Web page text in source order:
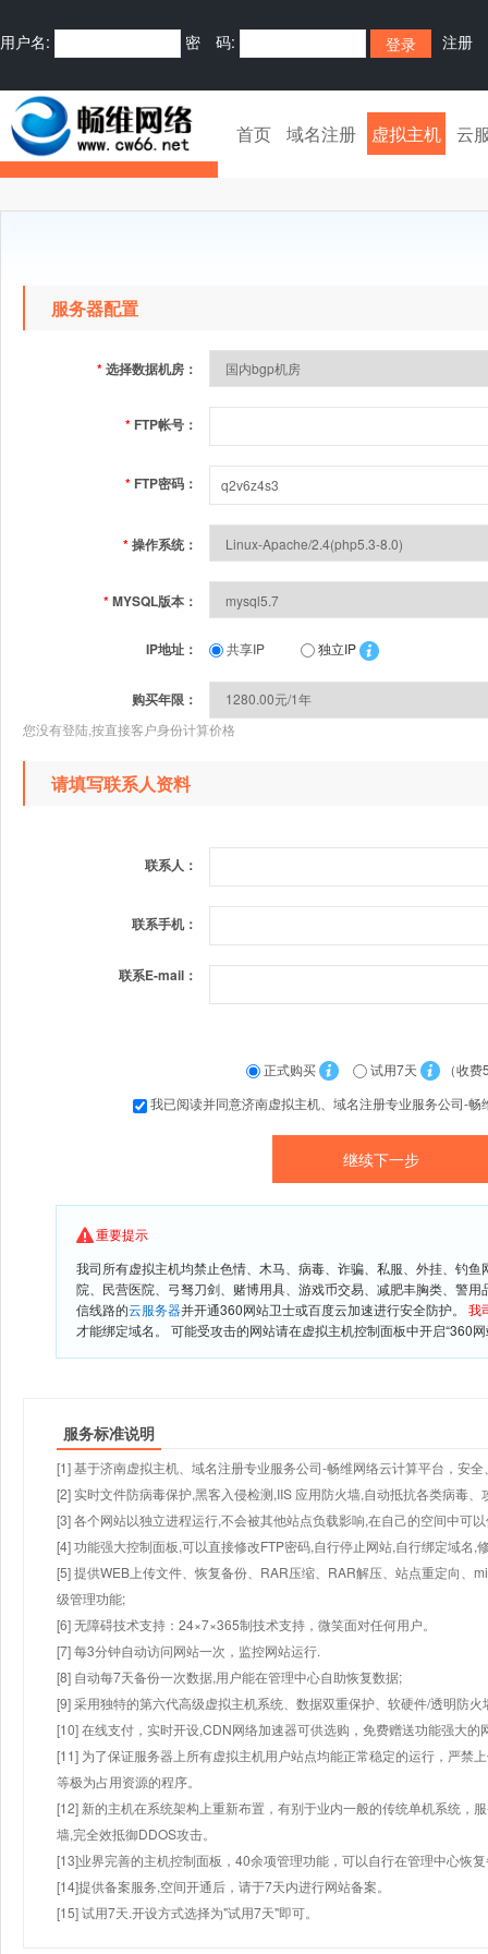
用户名: 密 码: 注册
首页 域名注册 虚拟主机 云
服务器配置
*选择数据机房：
* FTP帐号：
* FTP密码：
*操作系统：
*MYSQL版本：
IP地址： 共享IP 独立IP
购买年限：
您没有登陆,按直接客户身份计算价格
请填写联系人资料
联系人：
联系手机：
联系E-mail：
正式购买 试用7天
（收费
我已阅读并同意济南虚拟主机、域名注册专业服务公司-畅
重要提示
我司所有虚拟主机均禁止色情、木马、病毒、诈骗、私服、外挂、钓
院、民营医院、弓驽刀剑、赌博用具、游戏币交易、减肥丰胸类、警
信线路的云服务器并开通360网站卫士或百度云加速进行安全防护。 我
才能绑定域名。 可能受攻击的网站请在虚拟主机控制面板中开启“360
服务标准说明
[1] 基于济南虚拟主机、域名注册专业服务公司-畅维网络云计算平台，安全
[2] 实时文件防病毒保护,黑客入侵检测,IIS 应用防火墙,自动抵抗各类病毒、
[3] 各个网站以独立进程运行,不会被其他站点负载影响,在自己的空间中可
[4] 功能强大控制面板,可以直接修改FTP密码,自行停止网站,自行绑定域名,
[5] 提供WEB上传文件、恢复备份、RAR压缩、RAR解压、站点重定向、
级管理功能;
[6] 无障碍技术支持：24×7×365制技术支持，微笑面对任何用户。
[7] 每3分钟自动访问网站一次，监控网站运行.
[8] 自动每7天备份一次数据,用户能在管理中心自助恢复数据;
[9] 采用独特的第六代高级虚拟主机系统、数据双重保护、软硬件/透明防火
[10] 在线支付，实时开设,CDN网络加速器可供选购，免费赠送功能强大
[11] 为了保证服务器上所有虚拟主机用户站点均能正常稳定的运行，严禁
等极为占用资源的程序。
[12] 新的主机在系统架构上重新布置，有别于业内一般的传统单机系统，
墙,完全效抵御DDOS攻击。
[13]业界完善的主机控制面板，40余项管理功能，可以自行在管理中心恢
[14]提供备案服务,空间开通后，请于7天内进行网站备案。
[15] 试用7天.开设方式选择为"试用7天"即可。